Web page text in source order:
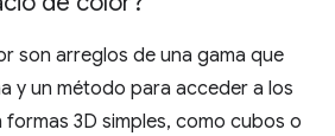
son arreglos de una gama que
y un método para acceder a los
3D simples, como cubos o